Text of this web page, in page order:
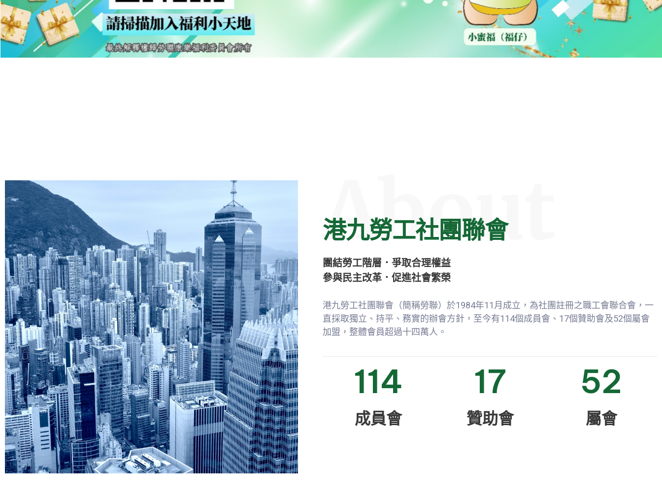
About
港九勞工社團聯會
團結勞工階層．爭取合理權益
參與民主改革．促進社會繁榮
港九勞工社團聯會（簡稱勞聯）於1984年11月成立，為社團註冊之職工會聯合會，一
直採取獨立、持平、務實的辦會方針，至今有114個成員會、17個贊助會及52個屬會
加盟，整體會員超過十四萬人。
114
成員會
17
贊助會
52
屬會